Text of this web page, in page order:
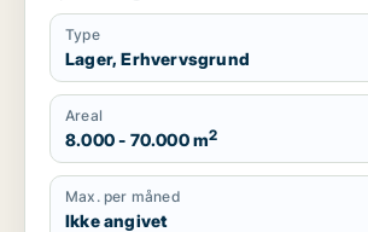
Type
Lager, Erhvervsgrund
Areal
8.000 - 70.000 m2
Max. per måned
Ikke angivet